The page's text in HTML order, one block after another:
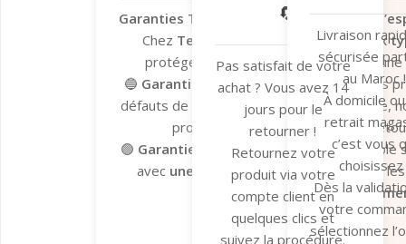
Garanties Tera.ma – Votre tranquillité
Chez Tera.ma, nous vous offronsdeux
protéger vos achats et vous garantir une
🔵 Garantie du fabricant– Valable sur les
défauts de fabrication. En cas de problème,
processus de dépannage et de
🟢 Garantie Tera.ma Seconde Vie– Valable
avec une couverture de 6 moiscontre les
réparation ou
Garantie du fabricant​ Garantie
🔄
Pas satisfait de votre
achat ? Vous avez 14
jours pour le
retourner !
Retournez votre
produit via votre
compte client en
quelques clics et
suivez la procédure.
Livraison
sécurisée
au Maroc !
À domicile
retrait
c’est vous
choisissez
Dès la
votre
sélectionnez